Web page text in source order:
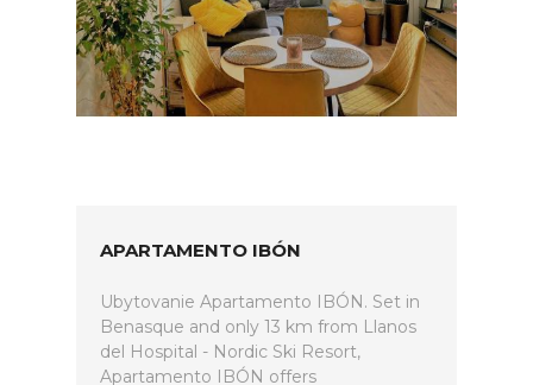
APARTAMENTO IBÓN
Ubytovanie Apartamento IBÓN. Set in
Benasque and only 13 km from Llanos
del Hospital - Nordic Ski Resort,
Apartamento IBÓN offers